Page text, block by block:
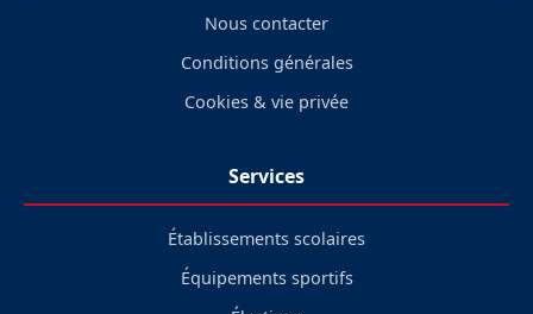
Nous contacter
Conditions générales
Cookies & vie privée
Services
Établissements scolaires
Équipements sportifs